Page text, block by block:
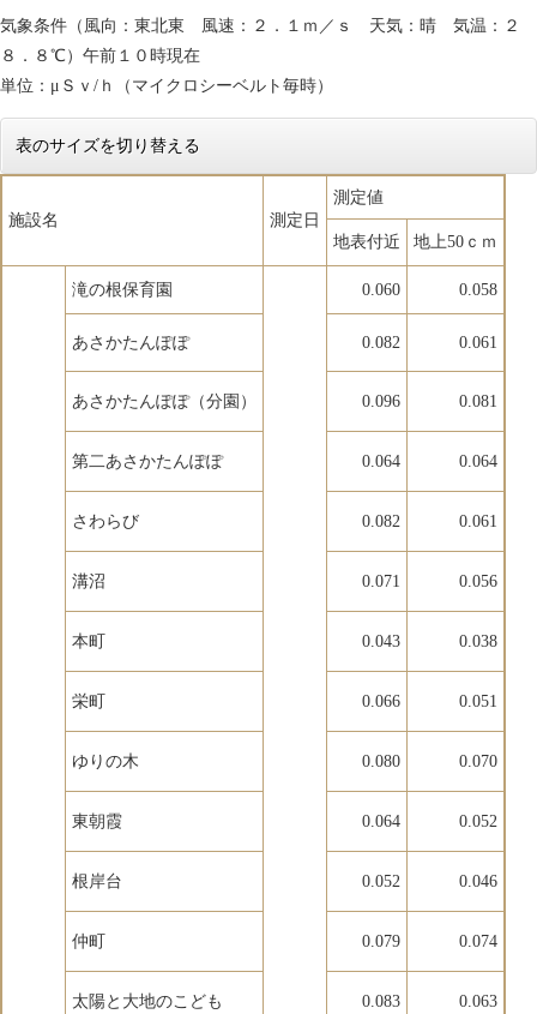
気象条件（風向：東北東 風速：２．１ｍ／ｓ 天気：晴 気温：２
８．８℃）午前１０時現在
単位：μＳｖ/ｈ（マイクロシーベルト毎時）
表のサイズを切り替える
施設名 測定日
測定値
地表付近 地上50ｃｍ
滝の根保育園 0.060 0.058
あさかたんぽぽ 0.082 0.061
あさかたんぽぽ（分園） 0.096 0.081
第二あさかたんぽぽ 0.064 0.064
さわらび 0.082 0.061
溝沼 0.071 0.056
本町 0.043 0.038
栄町 0.066 0.051
ゆりの木 0.080 0.070
東朝霞 0.064 0.052
根岸台 0.052 0.046
仲町 0.079 0.074
太陽と大地のこども 0.083 0.063